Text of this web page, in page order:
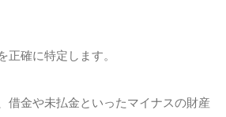
確に特定します。
借金や未払金といったマイナスの財産